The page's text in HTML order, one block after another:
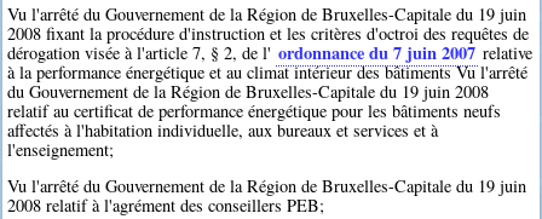
Vu l'arrêté du Gouvernement de la Région de Bruxelles-Capitale du 19 juin
2008 fixant la procédure d'instruction et les critères d'octroi des requêtes de
dérogation visée à l'article 7, § 2, de l' ordonnance du 7 juin 2007 relative
à la performance énergétique et au climat intérieur des bâtiments Vu l'arrêté
du Gouvernement de la Région de Bruxelles-Capitale du 19 juin 2008
relatif au certificat de performance énergétique pour les bâtiments neufs
affectés à l'habitation individuelle, aux bureaux et services et à
l'enseignement;
Vu l'arrêté du Gouvernement de la Région de Bruxelles-Capitale du 19 juin
2008 relatif à l'agrément des conseillers PEB;